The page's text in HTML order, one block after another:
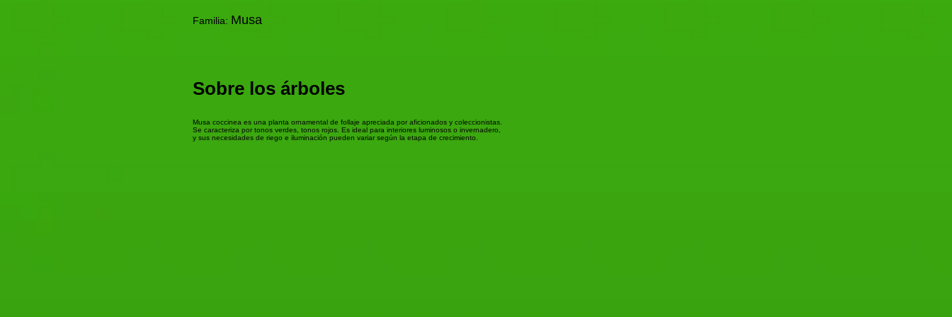
Familia: Musa
Sobre los árboles
Musa coccinea es una planta ornamental de follaje apreciada por aficionados y coleccionistas.
Se caracteriza por tonos verdes, tonos rojos. Es ideal para interiores luminosos o invernadero,
y sus necesidades de riego e iluminación pueden variar según la etapa de crecimiento.